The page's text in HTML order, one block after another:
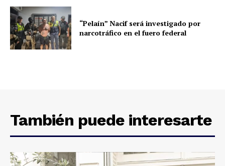
“Pelaín” Nacif será investigado por
narcotráfico en el fuero federal
También puede interesarte